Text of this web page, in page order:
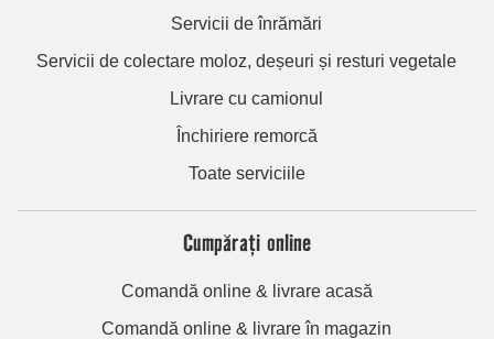
Servicii de înrămări
Servicii de colectare moloz, deșeuri și resturi vegetale
Livrare cu camionul
Închiriere remorcă
Toate serviciile
Cumpărați online
Comandă online & livrare acasă
Comandă online & livrare în magazin